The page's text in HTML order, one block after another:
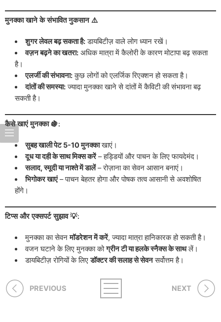
मुनक्का खाने के संभावित नुकसान ⚠️
शुगर लेवल बढ़ सकता है:डायबिटीज़ वाले लोग ध्यान रखें।
वज़न बढ़ने का खतरा:अधिक मात्रा में कैलोरी के कारण मोटापा बढ़ सकता
है।
एलर्जी की संभावना:कुछ लोगों को एलर्जिक रिएक्शन हो सकता है।
दांतों की समस्या:ज्यादा मुनक्का खाने से दांतों में कैविटी की संभावना बढ़
सकती है।
कैसे खाएं मुनक्का 🍇:
सुबह खाली पेट 5-10 मुनक्काखाएं।
दूध या दही के साथ मिक्स करें– हड्डियों और पाचन के लिए फायदेमंद।
सलाद, स्मूदी या नाश्ते में डालें– रोज़ाना का सेवन आसान बनाएं।
भिगोकर खाएं– पाचन बेहतर होगा और पोषक तत्व आसानी से अवशोषित
होंगे।
टिप्स और एक्सपर्ट सुझाव 💡:
मुनक्का का सेवनमॉडरेशन में करें, ज्यादा मात्रा हानिकारक हो सकती है।
वजन घटाने के लिए मुनक्का कोग्रीन टी या हलके स्नैक्स के साथलें।
डायबिटीज़ रोगियों के लिएडॉक्टर की सलाह से सेवनसर्वोत्तम है।
PREVIOUS NEXT